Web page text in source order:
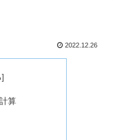
2022.12.26
算